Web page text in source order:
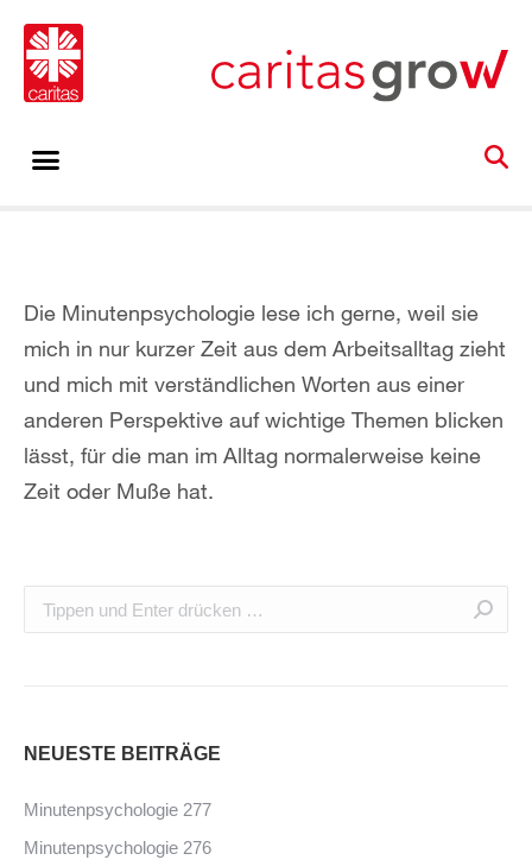
Die Minutenpsychologie lese ich gerne, weil sie
mich in nur kurzer Zeit aus dem Arbeitsalltag zieht
und mich mit verständlichen Worten aus einer
anderen Perspektive auf wichtige Themen blicken
lässt, für die man im Alltag normalerweise keine
Zeit oder Muße hat.
NEUESTE BEITRÄGE
Minutenpsychologie 277
Minutenpsychologie 276